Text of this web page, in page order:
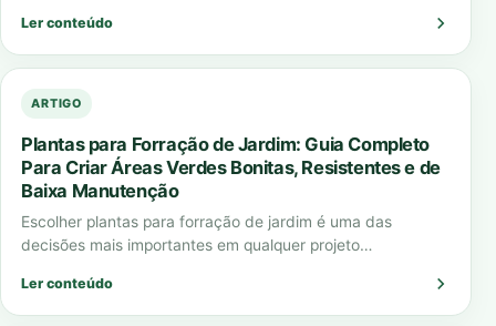
Ler conteúdo
ARTIGO
Plantas para Forração de Jardim: Guia Completo
Para Criar Áreas Verdes Bonitas, Resistentes e de
Baixa Manutenção
Escolher plantas para forração de jardim é uma das
decisões mais importantes em qualquer projeto
Ler conteúdo